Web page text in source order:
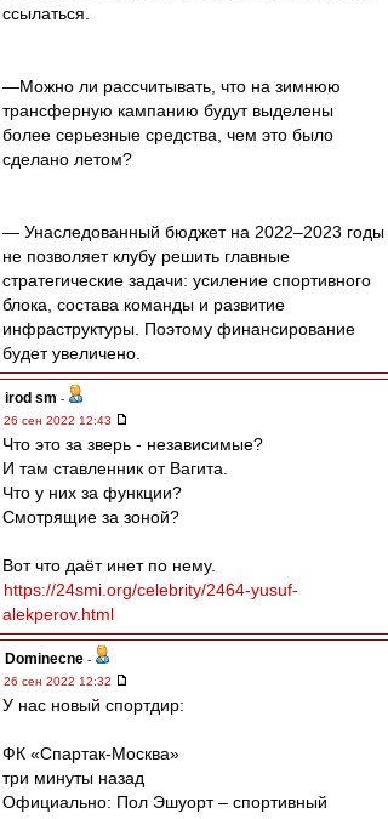
ссылаться.
—Можно ли рассчитывать, что на зимнюю
трансферную кампанию будут выделены
более серьезные средства, чем это было
сделано летом?
— Унаследованный бюджет на 2022–2023 годы
не позволяет клубу решить главные
стратегические задачи: усиление спортивного
блока, состава команды и развитие
инфраструктуры. Поэтому финансирование
будет увеличено.
irod sm -
26 сен 2022 12:43
Что это за зверь - независимые?
И там ставленник от Вагита.
Что у них за функции?
Смотрящие за зоной?
Вот что даёт инет по нему.
https://24smi.org/celebrity/2464-yusuf-
alekperov.html
Dominecne -
26 сен 2022 12:32
У нас новый спортдир:
ФК «Спартак-Москва»
три минуты назад
Официально: Пол Эшуорт – спортивный